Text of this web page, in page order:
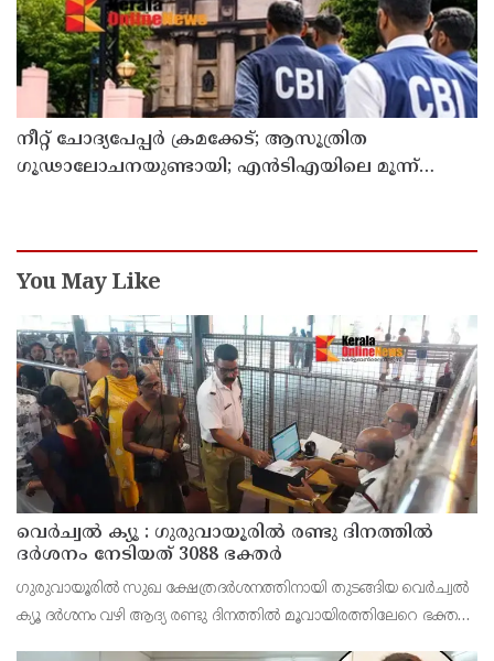
നീറ്റ് ചോദ്യപേപ്പര്‍ ക്രമക്കേട്; ആസൂത്രിത
ഗൂഢാലോചനയുണ്ടായി; എന്‍ടിഎയിലെ മൂന്ന്
You May Like
വെർച്വൽ ക്യൂ : ഗുരുവായൂരിൽ രണ്ടു ദിനത്തിൽ
ദർശനം നേടിയത് 3088 ഭക്തർ
ഗുരുവായൂരിൽ സുഖ ക്ഷേത്രദർശനത്തിനായി തുടങ്ങിയ വെർച്വൽ
ക്യൂ ദർശനം വഴി ആദ്യ രണ്ടു ദിനത്തിൽ മൂവായിരത്തിലേറെ ഭക്തർ